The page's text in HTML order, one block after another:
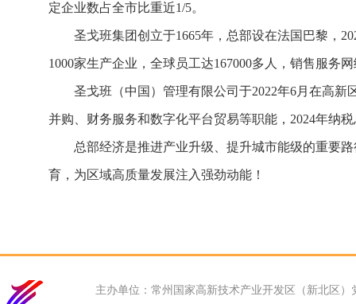
定企业数占全市比重近1/5。
圣戈班集团创立于1665年，总部设在法国巴黎，
1000家生产企业，全球员工达167000多人，销售服务
圣戈班（中国）管理有限公司 于2022年6月在高新
并购、财务服务和数字化平台贸易等职能，2024年纳
总部经济是推进产业升级、提升城市能级的重要
育，为区域高质量发展注入强劲动能！
主办单位：常州国家高新技术产业开发区（新北区）